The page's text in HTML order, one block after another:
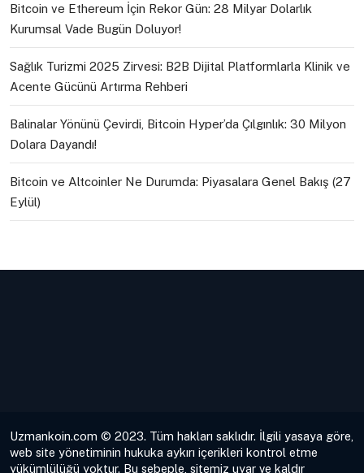
Bitcoin ve Ethereum İçin Rekor Gün: 28 Milyar Dolarlık
Kurumsal Vade Bugün Doluyor!
Sağlık Turizmi 2025 Zirvesi: B2B Dijital Platformlarla Klinik ve
Acente Gücünü Artırma Rehberi
Balinalar Yönünü Çevirdi, Bitcoin Hyper’da Çılgınlık: 30 Milyon
Dolara Dayandı!
Bitcoin ve Altcoinler Ne Durumda: Piyasalara Genel Bakış (27
Eylül)
Uzmankoin.com © 2023. Tüm hakları saklıdır. İlgili yasaya göre,
web site yönetiminin hukuka aykırı içerikleri kontrol etme
yükümlülüğü yoktur. Bu sebeple, sitemiz uyar ve kaldır